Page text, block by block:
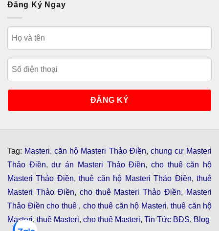
Đăng Ký Ngay
Tag: Masteri,căn hộ Masteri Thảo Điền, chung cư Masteri
Thảo Điền,dự án Masteri Thảo Điền, cho thuê căn hộ
Masteri Thảo Điền,thuê căn hộ Masteri Thảo Điền,thuê
Masteri Thảo Điền, cho thuê Masteri Thảo Điền, Masteri
Thảo Điền cho thuê , cho thuê căn hộ Masteri, thuê căn hộ
Masteri, thuê Masteri, cho thuê Masteri, Tin Tức BĐS, Blog